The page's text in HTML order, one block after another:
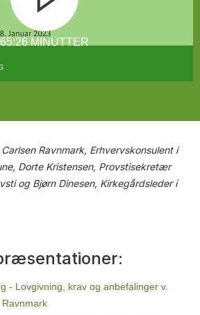
65:26 MINUTTER
Ravnmark, Erhvervskonsulent i
Dorte Kristensen, Provstisekretær
og Bjørn Dinesen, Kirkegårdsleder i
- Lovgivning, krav og anbefalinger v.